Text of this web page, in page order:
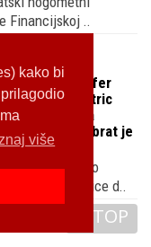
kako bi
više
Financijskoj ..
Transfer
odradio je stric
Kenana
Hajduka, a brat je
otkrivamo što
osim činjenice d..
TOP